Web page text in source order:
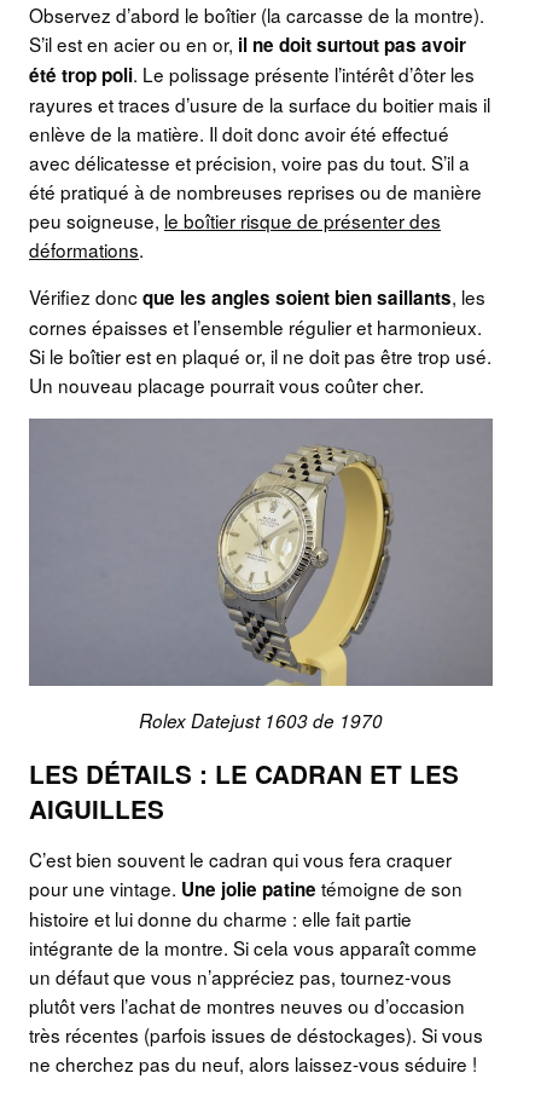
Observez d’abord le boîtier (la carcasse de la montre).
S’il est en acier ou en or, il ne doit surtout pas avoir
été trop poli. Le polissage présente l’intérêt d’ôter les
rayures et traces d’usure de la surface du boitier mais il
enlève de la matière. Il doit donc avoir été effectué
avec délicatesse et précision, voire pas du tout. S’il a
été pratiqué à de nombreuses reprises ou de manière
peu soigneuse, le boîtier risque de présenter des
déformations.
Vérifiez doncque les angles soient bien saillants, les
cornes épaisses et l’ensemble régulier et harmonieux.
Si le boîtier est en plaqué or, il ne doit pas être trop usé.
Un nouveau placage pourrait vous coûter cher.
Rolex Datejust 1603 de 1970
LES DÉTAILS : LE CADRAN ET LES
AIGUILLES
C’est bien souvent le cadran qui vous fera craquer
pour une vintage. Une jolie patine témoigne de son
histoire et lui donne du charme : elle fait partie
intégrante de la montre. Si cela vous apparaît comme
un défaut que vous n’appréciez pas, tournez-vous
plutôt vers l’achat de montres neuves ou d’occasion
très récentes (parfois issues de déstockages). Si vous
ne cherchez pas du neuf, alors laissez-vous séduire !